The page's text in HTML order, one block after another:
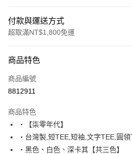
付款與運送方式
超取滿NT$1,800免運
信用卡一次付款
超商取貨付款
Apple Pay
街口支付
商品特色
商品編號
8812911
商品特色
‧【柒零年代】
‧台灣製,短TEE,短袖,文字TEE,圓領
‧黑色、白色、深卡其【共三色】